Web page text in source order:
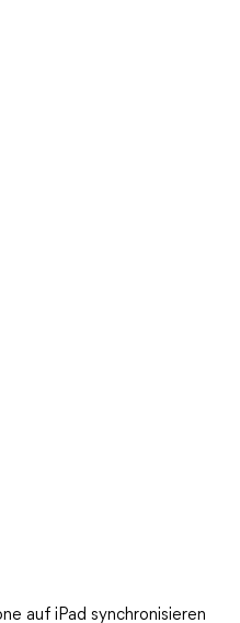
auf iPad synchronisieren